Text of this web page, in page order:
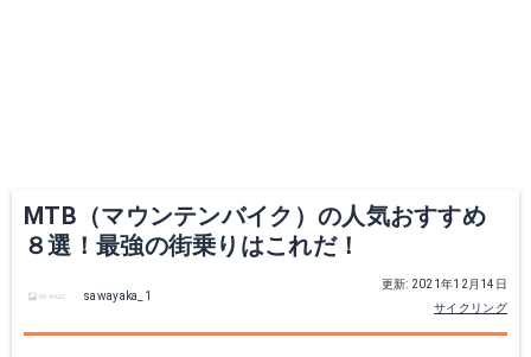
MTB（マウンテンバイク）の人気おすすめ
８選！最強の街乗りはこれだ！
更新: 2021年12月14日
サイクリング
sawayaka_1